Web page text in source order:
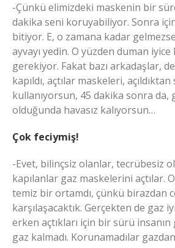
-Çünkü elimizdeki maskenin bir
dakika seni koruyabiliyor. Sonra
bitiyor. E, o zamana kadar
ayvayı yedin. O yüzden duman iyice
gerekiyor. Fakat bazı arkadaşlar,
kapıldı, açtılar maskeleri,
kullanıyorsun, 45 dakika sonra da,
olduğunda havasız kalıyorsun…
Çok feciymiş!
-Evet, bilinçsiz olanlar, tecrübesiz
kapılanlar gaz maskelerini açtılar.
temiz bir ortamdı, çünkü birazdan
karşılaşacaktık. Gerçekten de gaz
erken açtıkları için bir sürü
gaz kalmadı. Korunamadılar